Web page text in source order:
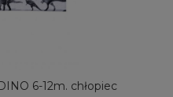
UL&Ka Opaska ULKA DINO 6-12m. chłopiec